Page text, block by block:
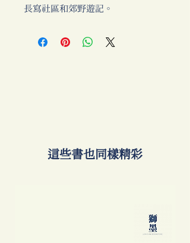
長寫社區和郊野遊記。
​這些書也同樣精彩